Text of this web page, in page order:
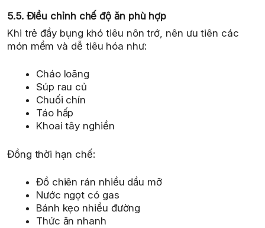
5.5. Điều chỉnh chế độ ăn phù hợp
Khi trẻ đầy bụng khó tiêu nôn trớ, nên ưu tiên các
món mềm và dễ tiêu hóa như:
Cháo loãng
Súp rau củ
Chuối chín
Táo hấp
Khoai tây nghiền
Đồng thời hạn chế:
Đồ chiên rán nhiều dầu mỡ
Nước ngọt có gas
Bánh kẹo nhiều đường
Thức ăn nhanh